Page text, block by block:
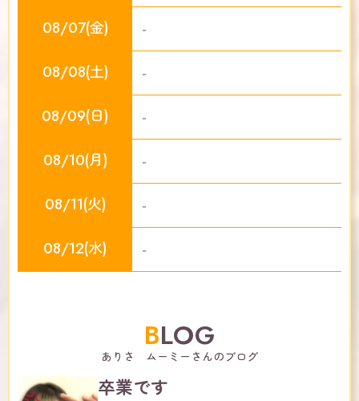
08/07(金) -
08/08(土) -
08/09(日) -
08/10(月) -
08/11(火) -
08/12(水) -
BLOG
ありさ ムーミーさんのブログ
卒業です